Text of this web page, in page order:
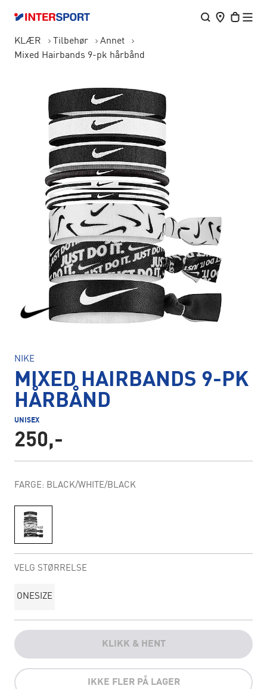
KLÆR Tilbehør
Annet
Mixed Hairbands 9-pk hårbånd
NIKE
MIXED HAIRBANDS 9-PK
HÅRBÅND
UNISEX
250,-
FARGE: BLACK/WHITE/BLACK
VELG STØRRELSE
ONESIZE
KLIKK & HENT
IKKE FLER PÅ LAGER